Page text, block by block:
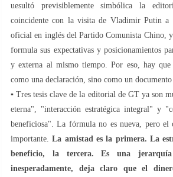
uesultó previsiblemente simbólica la
coincidente con la visita de Vladimir Putin a
oficial en inglés del Partido Comunista Chino,
formula sus expectativas y posicionamientos
y externa al mismo tiempo. Por eso, hay
como una declaración, sino como un
▪️ Tres tesis clave de la editorial de GT ya son
eterna", "interacción estratégica integral" y
beneficiosa". La fórmula no es nueva, pero el
importante.La amistad es la primera. La
beneficio, la tercera. Es una
inesperadamente, deja claro que el